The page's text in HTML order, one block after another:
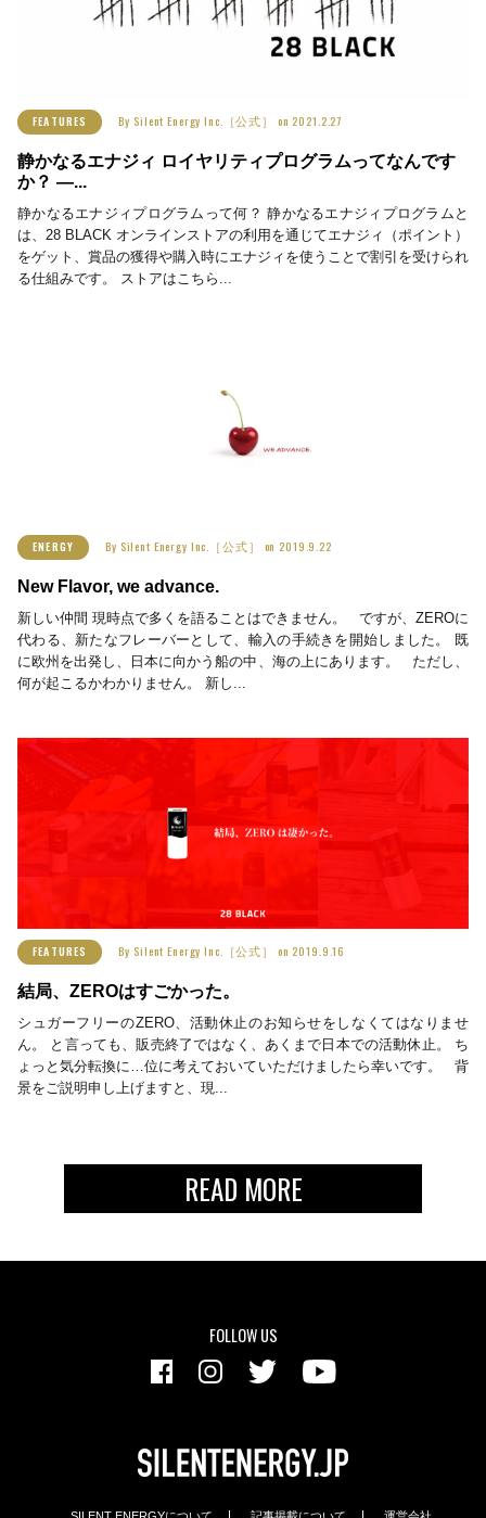
FEATURES By Silent Energy Inc.［公式］ on 2021.2.27
静かなるエナジィ ロイヤリティプログラムってなんです
か？ ―...
静かなるエナジィプログラムって何？ 静かなるエナジィプログラムと
は、28 BLACK オンラインストアの利用を通じてエナジィ（ポイント）
をゲット、賞品の獲得や購入時にエナジィを使うことで割引を受けられ
る仕組みです。 ストアはこちら...
ENERGY By Silent Energy Inc.［公式］ on 2019.9.22
New Flavor, we advance.
新しい仲間 現時点で多くを語ることはできません。 ですが、ZEROに
代わる、新たなフレーバーとして、輸入の手続きを開始しました。 既
に欧州を出発し、日本に向かう船の中、海の上にあります。 ただし、
何が起こるかわかりません。 新し...
FEATURES By Silent Energy Inc.［公式］ on 2019.9.16
結局、ZEROはすごかった。
シュガーフリーのZERO、活動休止のお知らせをしなくてはなりませ
ん。 と言っても、販売終了ではなく、あくまで日本での活動休止。 ち
ょっと気分転換に…位に考えておいていただけましたら幸いです。 背
景をご説明申し上げますと、現...
READ MORE
FOLLOW US